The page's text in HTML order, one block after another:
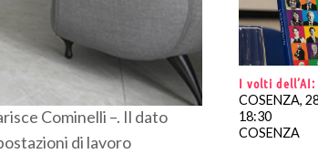
Cominelli –. Il dato
di lavoro
I volti
COSENZA,
18:30
COSENZA